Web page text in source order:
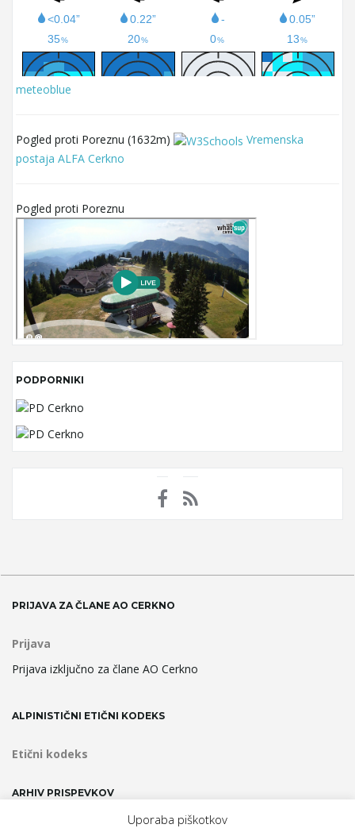
meteoblue
Pogled proti Poreznu (1632m)
Vremenska
postaja ALFA Cerkno
Pogled proti Poreznu
PODPORNIKI
PRIJAVA ZA ČLANE AO CERKNO
Prijava
Prijava izključno za člane AO Cerkno
ALPINISTIČNI ETIČNI KODEKS
Etični kodeks
ARHIV PRISPEVKOV
Uporaba piškotkov